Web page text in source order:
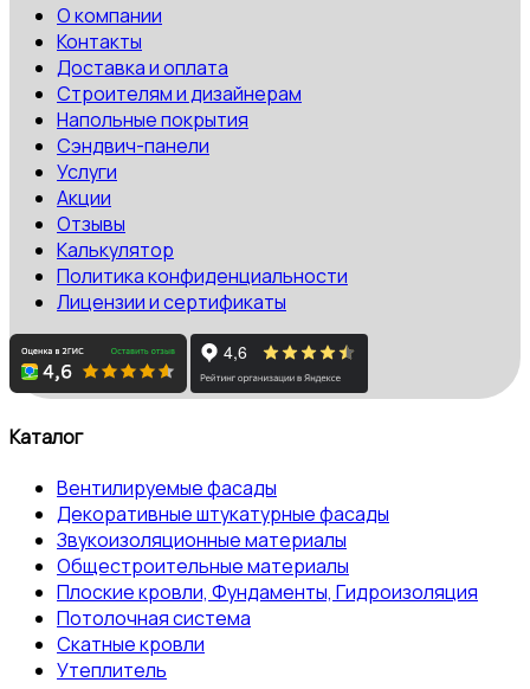
О компании
Контакты
Доставка и оплата
Строителям и дизайнерам
Напольные покрытия
Сэндвич-панели
Услуги
Акции
Отзывы
Калькулятор
Политика конфиденциальности
Лицензии и сертификаты
Каталог
Вентилируемые фасады
Декоративные штукатурные фасады
Звукоизоляционные материалы
Общестроительные материалы
Плоские кровли, Фундаменты, Гидроизоляция
Потолочная система
Скатные кровли
Утеплитель